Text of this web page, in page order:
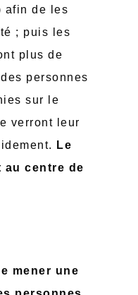
afin de les
; puis les
plus de
personnes
sur le
verront leur
Le
au centre de
mener une